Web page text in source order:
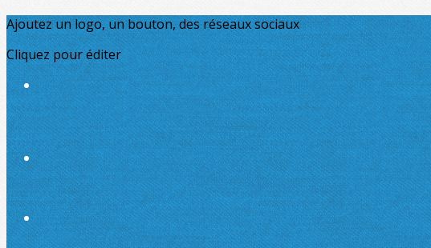
Ajoutez un logo, un bouton, des réseaux sociaux
Cliquez pour éditer